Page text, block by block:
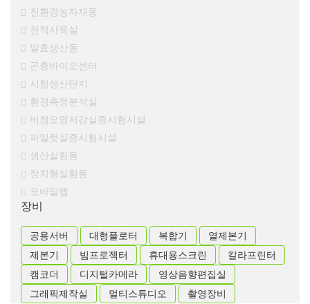
친환경농자재동
천적사육실
발효생산동
곤충바이오센터
시험생산단지
환경측정분석실
비점오염저감실증시험시설
파일럿실증시험시설
생산실험동
장치형실험동
모바일랩
장비
공용서버 대형플로터 복합기
열제본기
제본기
빔프로젝터 휴대용스크린
칼라프린터
캠코더
디지털카메라
영상음향편집실
그래픽제작실
멀티스튜디오 촬영장비